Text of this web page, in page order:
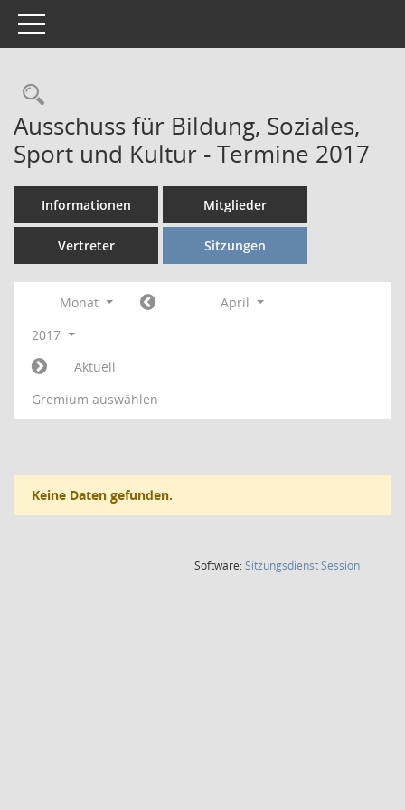
Toggle navigation
Rechercheauswahl
Ausschuss für Bildung, Soziales,
Sport und Kultur - Termine 2017
Informationen Mitglieder
Vertreter Sitzungen
Monat
April
2017
Aktuell
Gremium auswählen
Keine Daten gefunden.
Software:SitzungsdienstSession(Wird in